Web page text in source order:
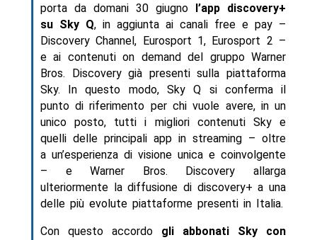
porta da domani 30 giugno
l’app discovery+
su Sky Q, in aggiunta ai canali free e pay –
Discovery Channel, Eurosport 1, Eurosport 2 –
e ai contenuti on demand del gruppo Warner
Bros. Discovery già presenti sulla piattaforma
Sky. In questo modo, Sky Q si conferma il
punto di riferimento per chi vuole avere, in un
unico posto, tutti i migliori contenuti Sky e
quelli delle principali app in streaming – oltre
a un’esperienza di visione unica e coinvolgente
– e Warner Bros. Discovery allarga
ulteriormente la diffusione di discovery+ a una
delle più evolute piattaforme presenti in Italia.
Con questo accordo gli abbonati Sky con